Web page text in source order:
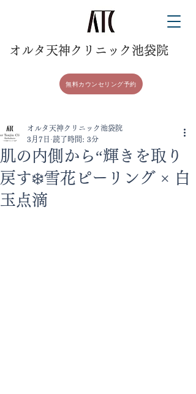
​オルタ天神クリニック池袋院
無料カウンセリング予約
肌の内側から“輝きを取り
戻す❄️雪花ピーリング × 白
玉点滴
オルタ天神クリニック池袋院
3月7日 読了時間: 3分